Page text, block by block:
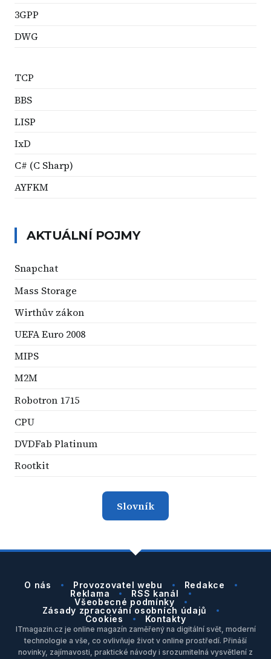
3GPP
DWG
TCP
BBS
LISP
IxD
C# (C Sharp)
AYFKM
AKTUÁLNÍ POJMY
Snapchat
Mass Storage
Wirthův zákon
UEFA Euro 2008
MIPS
M2M
Robotron 1715
CPU
DVDFab Platinum
Rootkit
Slovník
O nás Provozovatel webu
Redakce
Reklama
RSS kanál
Všeobecné podmínky
Zásady zpracování osobních údajů
Cookies
Kontakty
ITmagazin.cz je online magazín zaměřený na digitální svět, moderní
technologie a vše, co ovlivňuje život v online prostředí. Přináší
novinky, zajímavosti, praktické návody i srozumitelná vysvětlení z